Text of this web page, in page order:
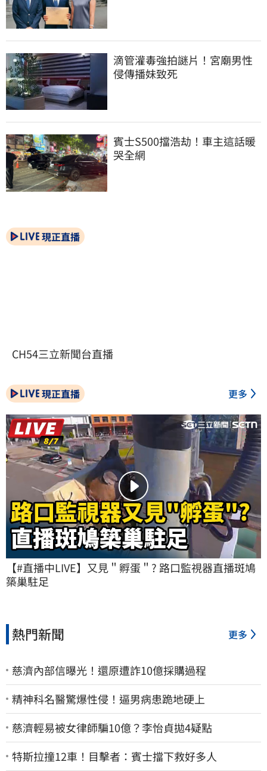
滴管灌毒強拍謎片！宮廟男性
侵傳播妹致死
賓士S500擋浩劫！車主這話暖
哭全網
現正直播
CH54三立新聞台直播
現正直播 更多
【#直播中LIVE】又見＂孵蛋＂? 路口監視器直播斑鳩
築巢駐足
熱門新聞 更多
慈濟內部信曝光！還原遭詐10億採購過程
精神科名醫驚爆性侵！逼男病患跪地硬上
慈濟輕易被女律師騙10億？李怡貞拋4疑點
特斯拉撞12車！目擊者：賓士擋下救好多人